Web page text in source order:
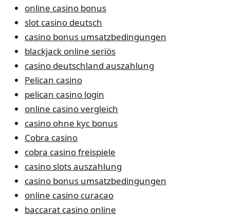
online casino bonus
slot casino deutsch
casino bonus umsatzbedingungen
blackjack online seriös
casino deutschland auszahlung
Pelican casino
pelican casino login
online casino vergleich
casino ohne kyc bonus
Cobra casino
cobra casino freispiele
casino slots auszahlung
casino bonus umsatzbedingungen
online casino curacao
baccarat casino online